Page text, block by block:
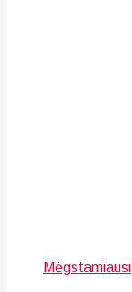
Mėgstamiausi